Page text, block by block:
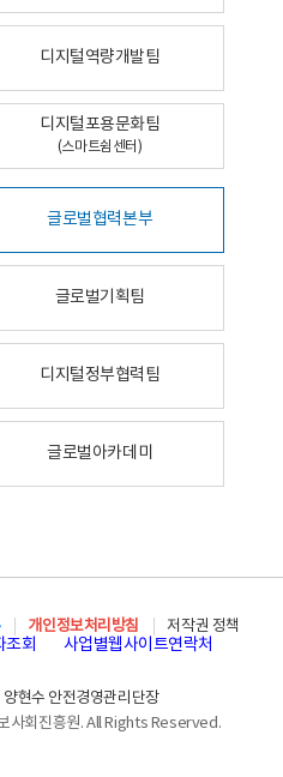
디지털역량개발팀
디지털포용문화팀
(스마트쉼센터)
글로벌협력본부
글로벌기획팀
디지털정부협력팀
글로벌아카데미
개인정보처리방침
저작권 정책
조회 사업별웹사이트연락처
현수 안전경영관리단장
사회진흥원. All Rights Reserved.